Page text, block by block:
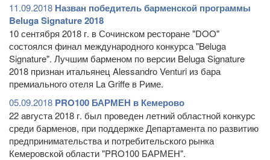
11.09.2018 Назван победитель барменской программы
Beluga Signature 2018
10 сентября 2018 г. в Сочинском ресторане "DOO"
состоялся финал международного конкурса "Beluga
Signature". Лучшим барменом по версии Beluga Signature
2018 признан итальянец Alessandro Venturi из бара
премиального отеля La Griffe в Риме.
05.09.2018 PRO100 БАРМЕН в Кемерово
22 августа 2018 г. был проведен летний областной конкурс
среди барменов, при поддержке Департамента по развитию
предпринимательства и потребительского рынка
Кемеровской области "PRO100 БАРМЕН".